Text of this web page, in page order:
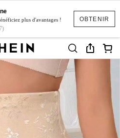
OBTENIR
plus d'avantages !